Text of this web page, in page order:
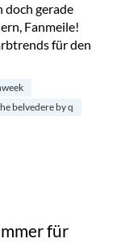
doch gerade
Fanmeile!
für den
von THE
belvedere by q
für